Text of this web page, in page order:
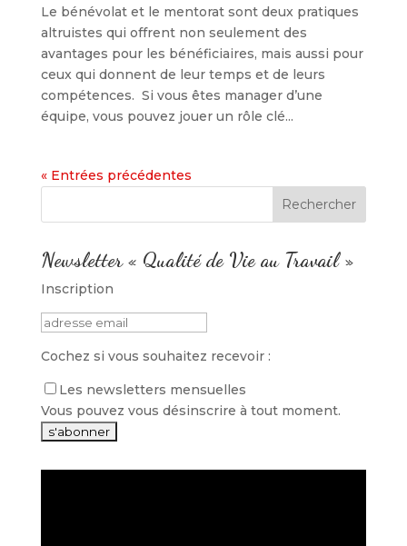
Le bénévolat et le mentorat sont deux pratiques
altruistes qui offrent non seulement des
avantages pour les bénéficiaires, mais aussi pour
ceux qui donnent de leur temps et de leurs
compétences. Si vous êtes manager d’une
équipe, vous pouvez jouer un rôle clé...
« Entrées précédentes
Newsletter « Qualité de Vie au Travail »
Inscription
Cochez si vous souhaitez recevoir :
Les newsletters mensuelles
Vous pouvez vous désinscrire à tout moment.